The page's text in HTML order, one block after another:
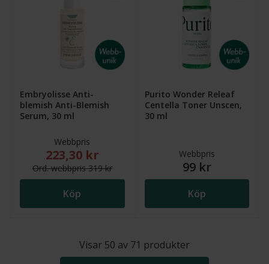
Embryolisse Anti-
blemish Anti-Blemish
Serum, 30 ml
Webbpris
Nytt reducerat pris: 223,30 kr. Ordinarie webbpris
223,30 kr
Ord.webbpris319 kr
Köp
Purito Wonder Releaf
Centella Toner Unscen,
30 ml
Webbpris
99 kr
Köp
Visar 50 av 71 produkter